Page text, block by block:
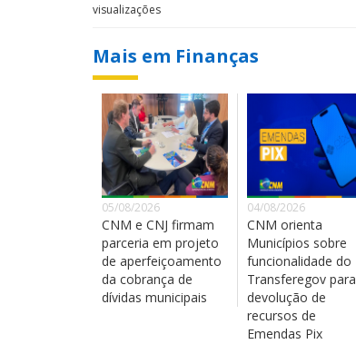
visualizações
Mais em Finanças
05/08/2026
CNM e CNJ firmam
parceria em projeto
de aperfeiçoamento
da cobrança de
dívidas municipais
04/08/2026
CNM orienta
Municípios sobre
funcionalidade do
Transferegov para
devolução de
recursos de
Emendas Pix